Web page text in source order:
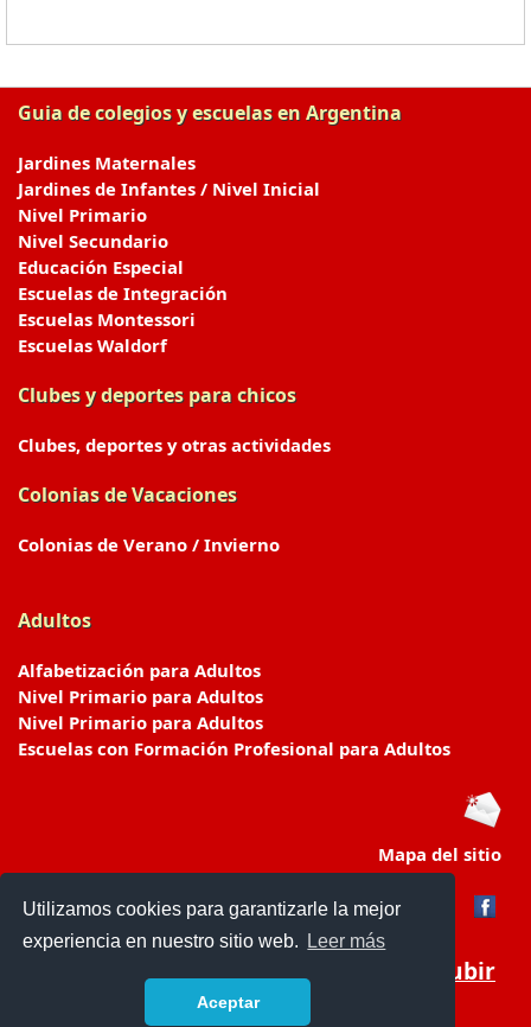
Utilizamos cookies para garantizarle la mejor
experiencia en nuestro sitio web.
Leer más
Aceptar
Guia de colegios y escuelas en Argentina
Jardines Maternales
Jardines de Infantes / Nivel Inicial
Nivel Primario
Nivel Secundario
Educación Especial
Escuelas de Integración
Escuelas Montessori
Escuelas Waldorf
Clubes y deportes para chicos
Clubes, deportes y otras actividades
Colonias de Vacaciones
Colonias de Verano / Invierno
Adultos
Alfabetización para Adultos
Nivel Primario para Adultos
Nivel Primario para Adultos
Escuelas con Formación Profesional para Adultos
Mapa del sitio
Subir